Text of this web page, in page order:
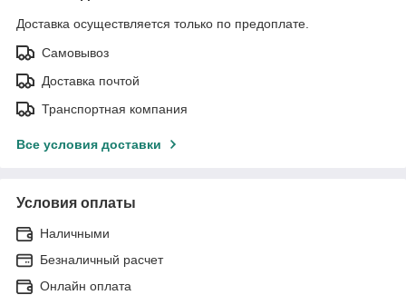
Доставка осуществляется только по предоплате.
Самовывоз
Доставка почтой
Транспортная компания
Все условия доставки
Условия оплаты
Наличными
Безналичный расчет
Онлайн оплата